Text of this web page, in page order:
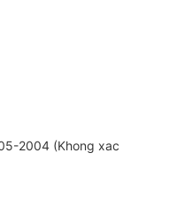
2004 (Khong xac